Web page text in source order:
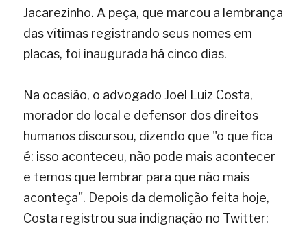
Jacarezinho. A peça, que marcou a lembrança
das vítimas registrando seus nomes em
placas, foi inaugurada há cinco dias.
Na ocasião, o advogado Joel Luiz Costa,
morador do local e defensor dos direitos
humanos discursou, dizendo que "o que fica
é: isso aconteceu, não pode mais acontecer
e temos que lembrar para que não mais
aconteça". Depois da demolição feita hoje,
Costa registrou sua indignação no Twitter: